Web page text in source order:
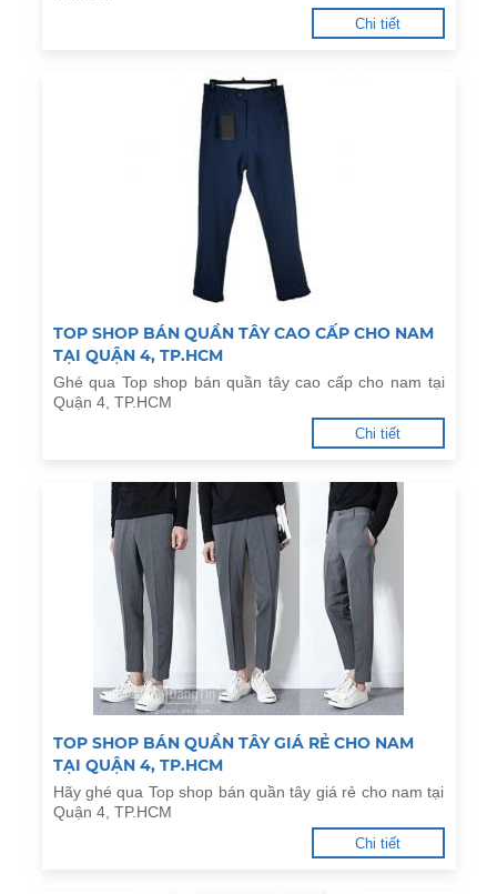
Chi tiết
TOP SHOP BÁN QUẦN TÂY CAO CẤP CHO NAM
TẠI QUẬN 4, TP.HCM
Ghé qua Top shop bán quần tây cao cấp cho nam tại
Quận 4, TP.HCM
Chi tiết
TOP SHOP BÁN QUẦN TÂY GIÁ RẺ CHO NAM
TẠI QUẬN 4, TP.HCM
Hãy ghé qua Top shop bán quần tây giá rẻ cho nam tại
Quận 4, TP.HCM
Chi tiết